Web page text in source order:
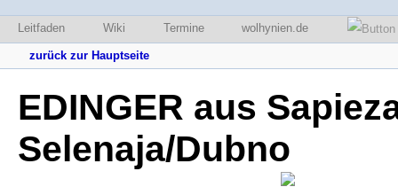
Leitfaden Wiki Termine wolhynien.de
zurück zur Hauptseite
EDINGER aus
Selenaja/Dubno